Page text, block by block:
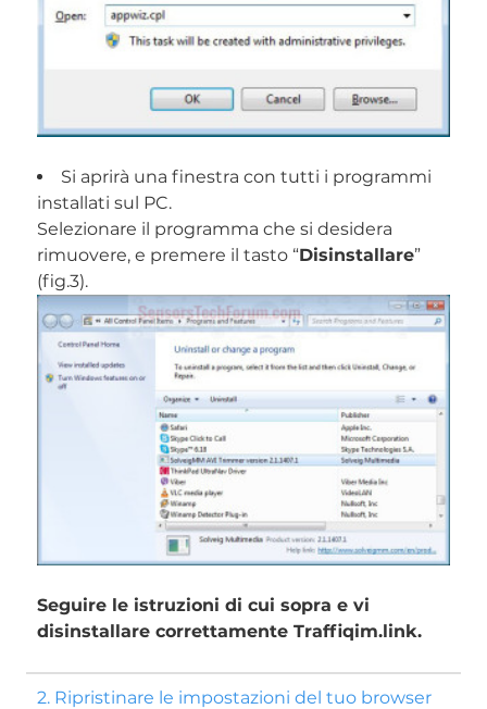
Si aprirà una finestra con tutti i programmi
installati sul PC.
Selezionare il programma che si desidera
rimuovere, e premere il tasto “Disinstallare”
(fig.3).
Seguire le istruzioni di cui sopra e vi
disinstallare correttamente Traffiqim.link.
2. Ripristinare le impostazioni del tuo browser